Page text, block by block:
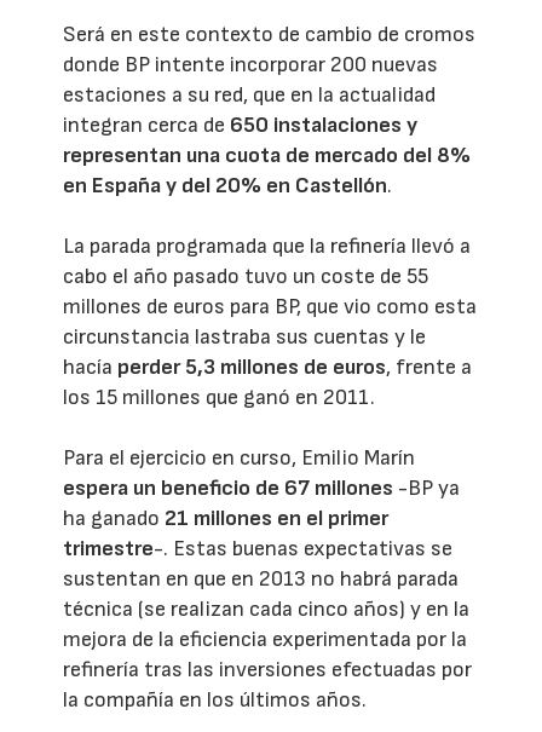
Será en este contexto de cambio de cromos
donde BP intente incorporar 200 nuevas
estaciones a su red, que en la actualidad
integran cerca de 650 instalaciones y
representan una cuota de mercado del 8%
en España y del 20% en Castellón.
La parada programada que la refinería llevó a
cabo el año pasado tuvo un coste de 55
millones de euros para BP, que vio como esta
circunstancia lastraba sus cuentas y le
hacía perder 5,3 millones de euros, frente a
los 15 millones que ganó en 2011.
Para el ejercicio en curso, Emilio Marín
espera un beneficio de 67 millones -BP ya
ha ganado 21 millones en el primer
trimestre-. Estas buenas expectativas se
sustentan en que en 2013 no habrá parada
técnica (se realizan cada cinco años) y en la
mejora de la eficiencia experimentada por la
refinería tras las inversiones efectuadas por
la compañía en los últimos años.